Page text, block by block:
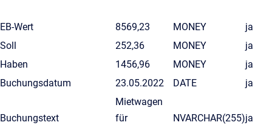
EB-Wert 8569,23 MONEY
ja
Soll
252,36 MONEY
ja
Haben
1456,96 MONEY
ja
Buchungsdatum
23.05.2022 DATE ja
Buchungstext
Mietwagen
für
NVARCHAR(255)ja